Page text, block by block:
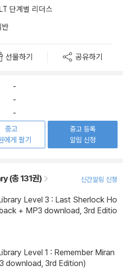
단계별 리더스
반
선물하기 공유하기
-
-
-
중고
에게 팔기
중고 등록
알림 신청
(총 131권) 신간알림 신청
Level 3 : Last Sherlock Ho
+ MP3 download, 3rd Editio
Level 1 : Remember Miran
download, 3rd Edition)